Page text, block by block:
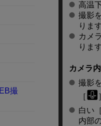
高温
撮影
りま
カメ
りま
カメラ
撮影
［
白い［
内部
撮